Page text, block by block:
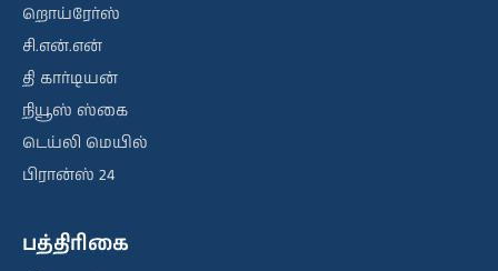
றொய்ரேர்ஸ்
சி.என்.என்
தி கார்டியன்
நியூஸ் ஸ்கை
டெய்லி மெயில்
பிரான்ஸ் 24
பத்திரிகை